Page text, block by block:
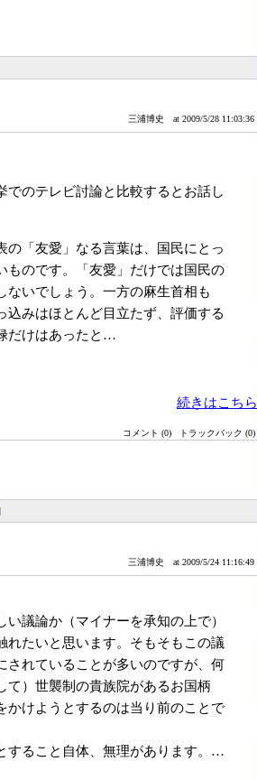
三浦博史 at 2009/5/28 11:03:36
のテレビ討論と比較するとお話し
の「友愛」なる言葉は、国民にとっ
ものです。「友愛」だけでは国民の
いでしょう。一方の麻生首相も
込みはほとんど目立たず、評価する
だけはあったと…
続きはこちら
コメント (0) トラックバック (0)
|
三浦博史 at 2009/5/24 11:16:49
議論か（マイナーを承知の上で）
れたいと思います。そもそもこの議
されていることが多いのですが、何
て）世襲制の貴族院があるお国柄
かけようとするのは当り前のことで
すること自体、無理があります。…